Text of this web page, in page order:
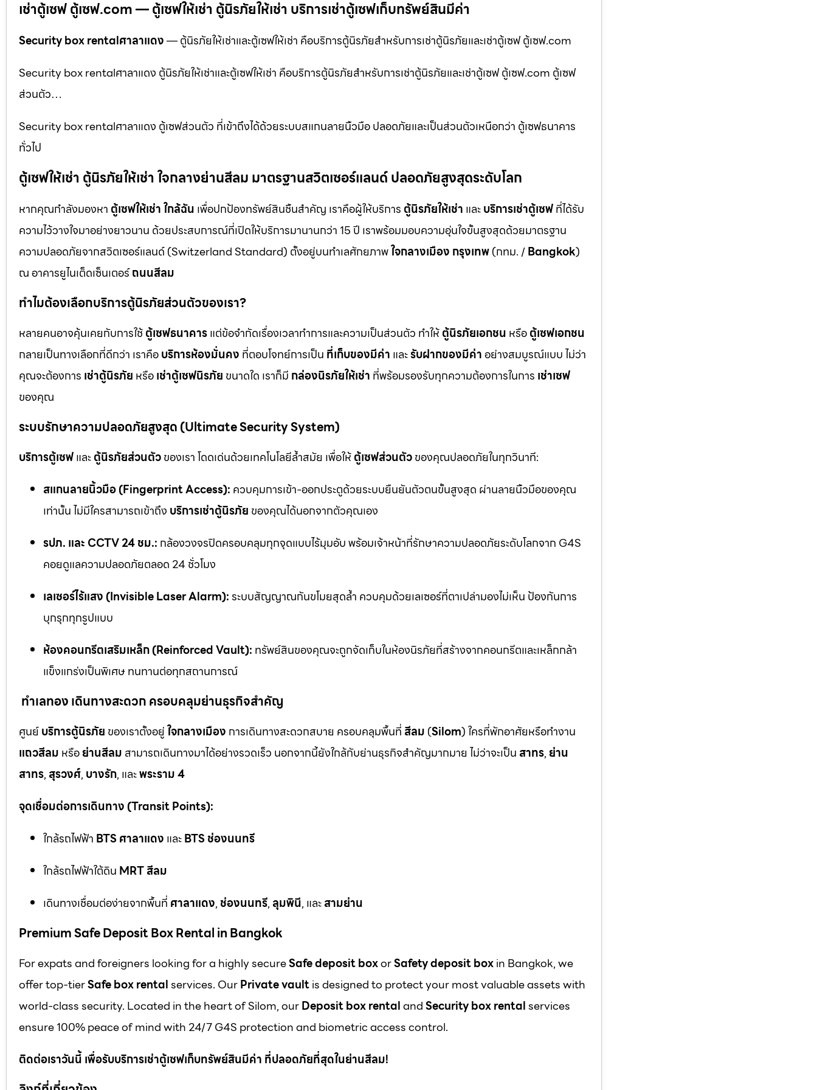
เช่าตู้เซฟ ตู้เซฟ.com — ตู้เซฟให้เช่า ตู้นิรภัยให้เช่า บริการเช่าตู้เซฟเก็บทรัพย์สินมีค่า
Security box rentalศาลาแดง— ตู้นิรภัยให้เช่าและตู้เซฟให้เช่า คือบริการตู้นิรภัยสำหรับการเช่าตู้นิรภัยและเช่าตู้เซฟ ตู้เซฟ.com
Security box rentalศาลาแดง ตู้นิรภัยให้เช่าและตู้เซฟให้เช่า คือบริการตู้นิรภัยสำหรับการเช่าตู้นิรภัยและเช่าตู้เซฟ ตู้เซฟ.com ตู้เซฟ
ส่วนตัว…
Security box rentalศาลาแดง ตู้เซฟส่วนตัว ที่เข้าถึงได้ด้วยระบบสแกนลายนิ้วมือ ปลอดภัยและเป็นส่วนตัวเหนือกว่า ตู้เซฟธนาคาร
ทั่วไป
ตู้เซฟให้เช่า ตู้นิรภัยให้เช่า ใจกลางย่านสีลม มาตรฐานสวิตเซอร์แลนด์ ปลอดภัยสูงสุดระดับโลก
หากคุณกำลังมองหา ตู้เซฟให้เช่า ใกล้ฉัน เพื่อปกป้องทรัพย์สินชิ้นสำคัญ เราคือผู้ให้บริการ ตู้นิรภัยให้เช่า และบริการเช่าตู้เซฟที่ได้รับ
ความไว้วางใจมาอย่างยาวนาน ด้วยประสบการณ์ที่เปิดให้บริการมานานกว่า 15 ปี เราพร้อมมอบความอุ่นใจขั้นสูงสุดด้วยมาตรฐาน
ความปลอดภัยจากสวิตเซอร์แลนด์ (Switzerland Standard) ตั้งอยู่บนทำเลศักยภาพใจกลางเมือง กรุงเทพ(กทม. /Bangkok)
ณ อาคารยูไนเต็ดเซ็นเตอร์ถนนสีลม
ทำไมต้องเลือกบริการตู้นิรภัยส่วนตัวของเรา?
หลายคนอาจคุ้นเคยกับการใช้ตู้เซฟธนาคารแต่ข้อจำกัดเรื่องเวลาทำการและความเป็นส่วนตัว ทำให้ตู้นิรภัยเอกชน หรือตู้เซฟเอกชน
กลายเป็นทางเลือกที่ดีกว่า เราคือบริการห้องมั่นคง ที่ตอบโจทย์การเป็น ที่เก็บของมีค่า และรับฝากของมีค่าอย่างสมบูรณ์แบบ ไม่ว่า
คุณจะต้องการ เช่าตู้นิรภัย หรือเช่าตู้เซฟนิรภัย ขนาดใด เราก็มี กล่องนิรภัยให้เช่า ที่พร้อมรองรับทุกความต้องการในการ เช่าเซฟ
ของคุณ
ระบบรักษาความปลอดภัยสูงสุด (Ultimate Security System)
บริการตู้เซฟและตู้นิรภัยส่วนตัวของเรา โดดเด่นด้วยเทคโนโลยีล้ำสมัย เพื่อให้ตู้เซฟส่วนตัวของคุณปลอดภัยในทุกวินาที:
สแกนลายนิ้วมือ (Fingerprint Access): ควบคุมการเข้า-ออกประตูด้วยระบบยืนยันตัวตนขั้นสูงสุด ผ่านลายนิ้วมือของคุณ
เท่านั้น ไม่มีใครสามารถเข้าถึง บริการเช่าตู้นิรภัย ของคุณได้นอกจากตัวคุณเอง
รปภ. และ CCTV 24 ชม.: กล้องวงจรปิดครอบคลุมทุกจุดแบบไร้มุมอับ พร้อมเจ้าหน้าที่รักษาความปลอดภัยระดับโลกจาก G4S
คอยดูแลความปลอดภัยตลอด 24 ชั่วโมง
เลเซอร์ไร้แสง (Invisible Laser Alarm):ระบบสัญญาณกันขโมยสุดล้ำ ควบคุมด้วยเลเซอร์ที่ตาเปล่ามองไม่เห็น ป้องกันการ
บุกรุกทุกรูปแบบ
ห้องคอนกรีตเสริมเหล็ก (Reinforced Vault): ทรัพย์สินของคุณจะถูกจัดเก็บในห้องนิรภัยที่สร้างจากคอนกรีตและเหล็กกล้า
แข็งแกร่งเป็นพิเศษ ทนทานต่อทุกสถานการณ์
ทำเลทอง เดินทางสะดวก ครอบคลุมย่านธุรกิจสำคัญ
ศูนย์บริการตู้นิรภัย ของเราตั้งอยู่ใจกลางเมือง การเดินทางสะดวกสบาย ครอบคลุมพื้นที่ สีลม (Silom) ใครที่พักอาศัยหรือทำงาน
แถวสีลม หรือย่านสีลม สามารถเดินทางมาได้อย่างรวดเร็ว นอกจากนี้ยังใกล้กับย่านธุรกิจสำคัญมากมาย ไม่ว่าจะเป็น สาทร, ย่าน
สาทร, สุรวงศ์, บางรัก, และพระราม 4
จุดเชื่อมต่อการเดินทาง (Transit Points):
ใกล้รถไฟฟ้า BTS ศาลาแดง และBTS ช่องนนทรี
ใกล้รถไฟฟ้าใต้ดิน MRT สีลม
เดินทางเชื่อมต่อง่ายจากพื้นที่ ศาลาแดง, ช่องนนทรี, ลุมพินี, และสามย่าน
Premium Safe Deposit Box Rental in Bangkok
For expats and foreigners looking for a highly secureSafe deposit boxorSafety deposit boxin Bangkok, we
offer top-tierSafe box rentalservices. OurPrivate vaultis designed to protect your most valuable assets with
world-class security. Located in the heart of Silom, ourDeposit box rentalandSecurity box rentalservices
ensure 100% peace of mind with 24/7 G4S protection and biometric access control.
ติดต่อเราวันนี้ เพื่อรับบริการเช่าตู้เซฟเก็บทรัพย์สินมีค่า ที่ปลอดภัยที่สุดในย่านสีลม!